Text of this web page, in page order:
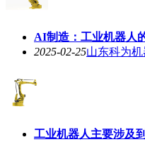
AI制造：工业机器人
2025-02-25山东科为
工业机器人主要涉及